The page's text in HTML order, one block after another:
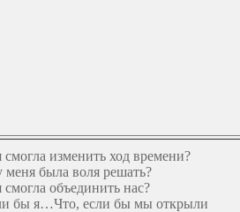
изменить ход времени?
меня была воля решать?
объединить нас?
бы я…Что, если бы мы открыли